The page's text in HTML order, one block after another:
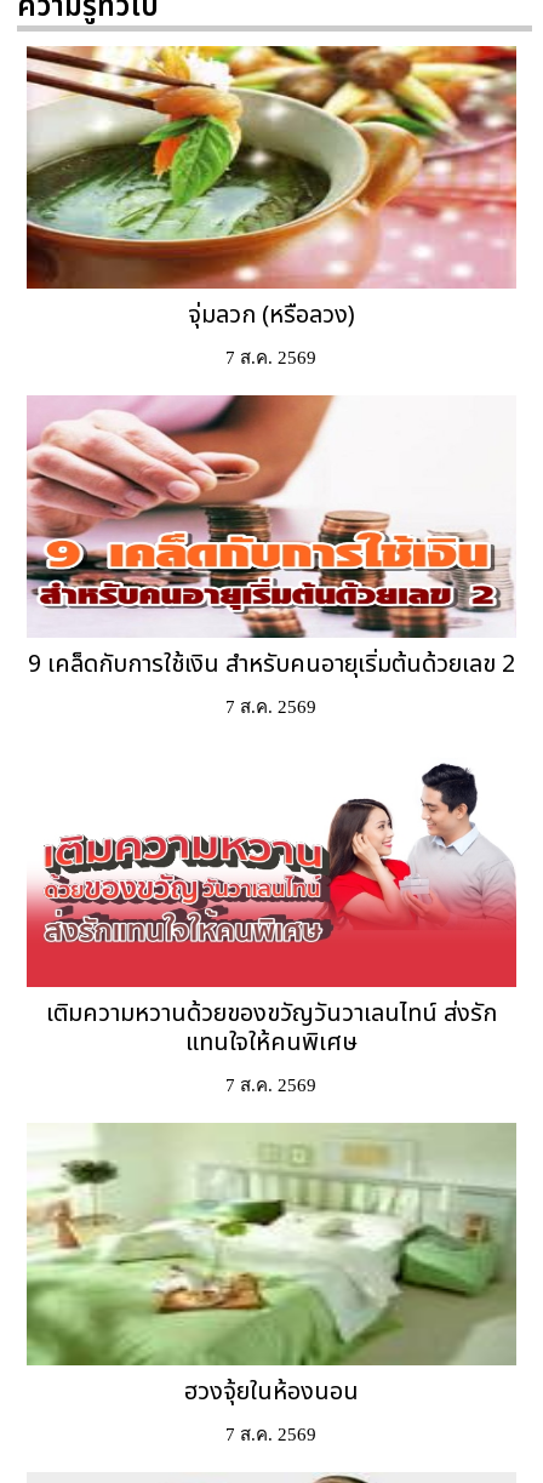
จุ่มลวก (หรือลวง)
7 ส.ค. 2569
9 เคล็ดกับการใช้เงิน สำหรับคนอายุเริ่มต้นด้วยเลข 2
7 ส.ค. 2569
เติมความหวานด้วยของขวัญวันวาเลนไทน์ ส่งรัก
แทนใจให้คนพิเศษ
7 ส.ค. 2569
ฮวงจุ้ยในห้องนอน
7 ส.ค. 2569